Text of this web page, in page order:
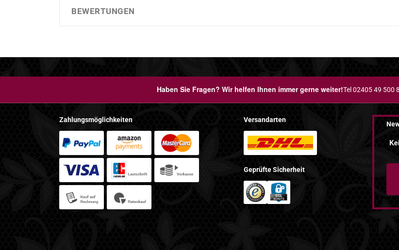
BEWERTUNGEN
Haben Sie Fragen? Wir helfen Ihnen immer gerne weiter!Tel 02405 49 500
Zahlungsmöglichkeiten Versandarten
Geprüfte Sicherheit